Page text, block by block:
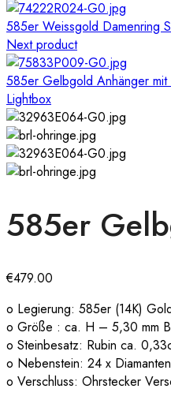
585er Weissgold Damenring
Next product
585er Gelbgold Anhänger
Lightbox
585er
€479.00
o Legierung: 585er (14K)
o Größe : ca. H – 5,30 mm
o Steinbesatz: Rubin ca.
o Nebenstein: 24 x
o Verschluss: Ohrstecker